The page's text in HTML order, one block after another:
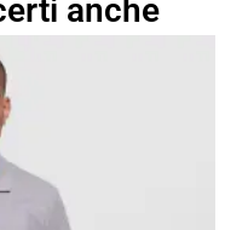
anche
a
17,62 €